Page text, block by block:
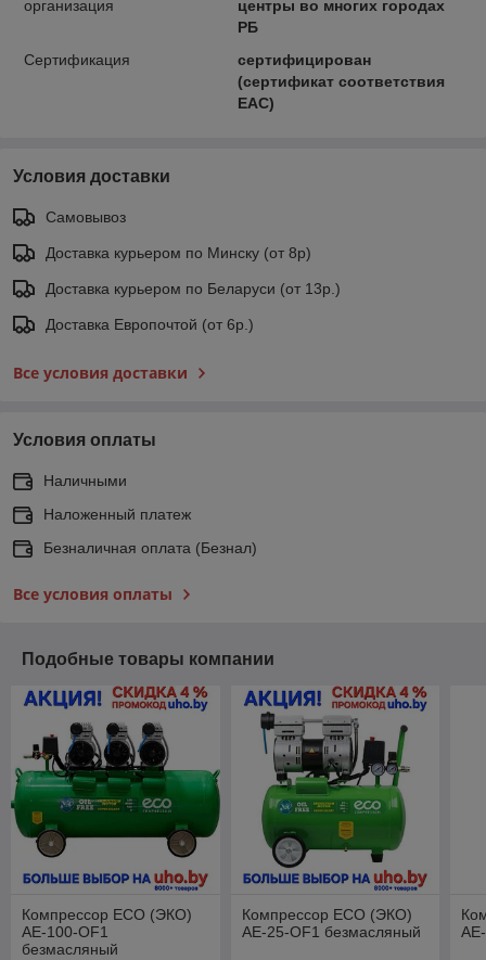
организация
центры во многих городах
РБ
Сертификация
сертифицирован
(сертификат соответствия
ЕАС)
Условия доставки
Самовывоз
Доставка курьером по Минску (от 8р)
Доставка курьером по Беларуси (от 13р.)
Доставка Европочтой (от 6р.)
Все условия доставки
Условия оплаты
Наличными
Наложенный платеж
Безналичная оплата (Безнал)
Все условия оплаты
Подобные товары компании
Компрессор ECO (ЭКО)
AE-100-OF1
безмасляный
Компрессор ECO (ЭКО)
AE-25-OF1 безмасляный